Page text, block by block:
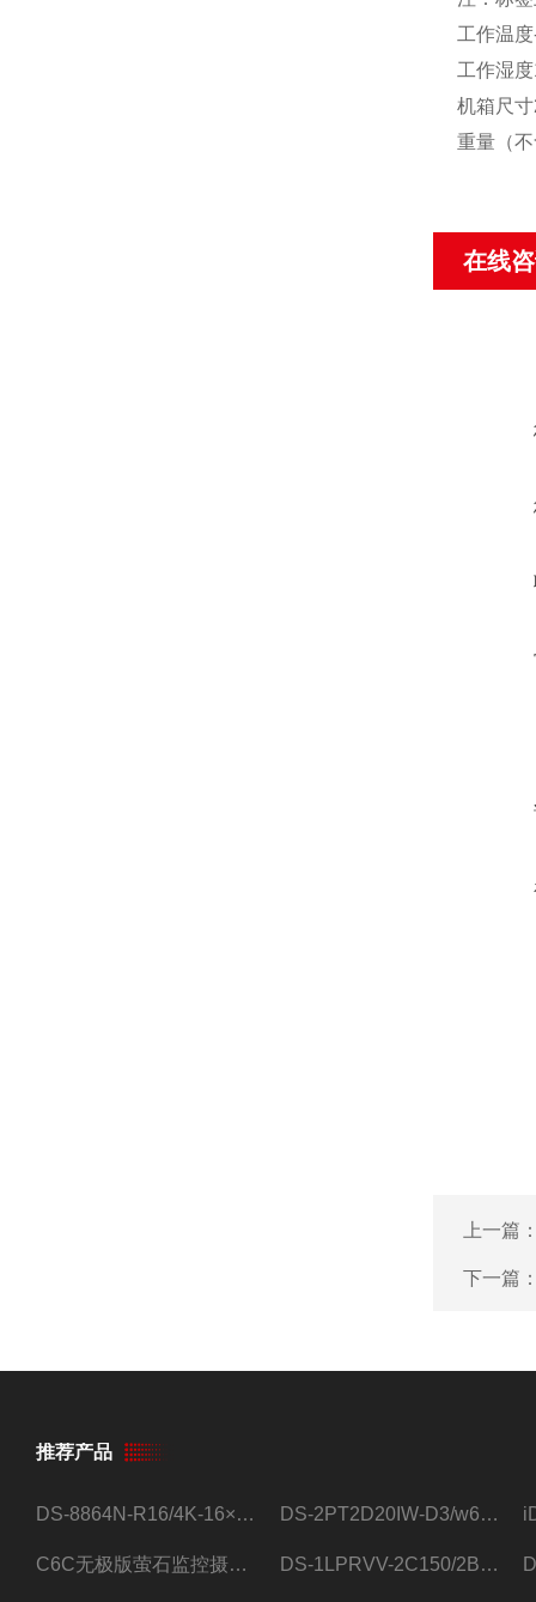
工作温
工作湿
机箱尺
重量（
在线
上一篇
下一篇
推荐产品
DS-8864N-R16/4K-16×4T/希捷16盘位录像机 DS-2PT2D20IW-D3/w64路高清硬盘录像机
C6C无极版萤石监控摄像头 DS-1LPRVV-2C150/2B监控室外夜视高清电源线护套线200米/卷